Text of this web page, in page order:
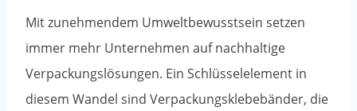
Mit zunehmendem Umweltbewusstsein setzen
immer mehr Unternehmen auf nachhaltige
Verpackungslösungen. Ein Schlüsselelement in
diesem Wandel sind Verpackungsklebebänder, die